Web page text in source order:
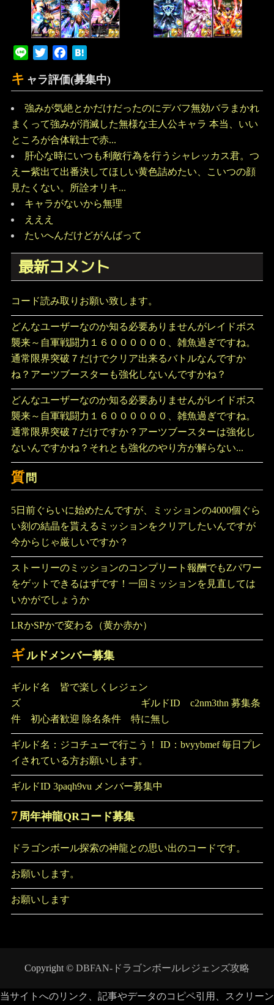
Line Twitter Facebook
キ ャラ評価(募集中)
強みが気絶とかだけだったのにデバフ無効バラまかれ
まくって強みが消滅した無様な主人公キャラ 本当、いい
ところが合体戦士で赤...
肝心な時にいつも利敵行為を行うシャレッカス君。つ
えー紫出て出番決してほしい黄色詰めたい、こいつの顔
見たくない。所詮オリキ...
キャラがないから無理
えええ
たいへんだけどがんばって
最新コメント
コード読み取りお願い致します。
どんなユーザーなのか知る必要ありませんがレイドボス
襲来～自軍戦闘力１６００００００、雑魚過ぎですね。
通常限界突破７だけでクリア出来るバトルなんですか
ね？アーツブースターも強化しないんですかね？
どんなユーザーなのか知る必要ありませんがレイドボス
襲来～自軍戦闘力１６００００００、雑魚過ぎですね。
通常限界突破７だけですか？アーツブースターは強化し
ないんですかね？それとも強化のやり方が解らない...
質 問
5日前ぐらいに始めたんですが、ミッションの4000個ぐら
い刻の結晶を貰えるミッションをクリアしたいんですが
今からじゃ厳しいですか？
ストーリーのミッションのコンプリート報酬でもZパワー
をゲットできるはずです！一回ミッションを見直しては
いかがでしょうか
LRかSPかで変わる（黄か赤か）
ギルドメンバー募集
ギルド名 皆で楽しくレジェン
ズ ギルドID c2nm3thn 募集条
件 初心者歓迎 除名条件 特に無し
ギルド名：ジコチューで行こう！ ID：bvyybmef 毎日プレ
イされている方お願いします。
ギルドID 3paqh9vu メンバー募集中
7周年神龍QRコード募集
ドラゴンボール探索の神龍との思い出のコードです。
お願いします。
お願いします
Copyright © DBFAN-ドラゴンボールレジェンズ攻略
当サイトへのリンク、記事やデータのコピペ引用、スクリーン